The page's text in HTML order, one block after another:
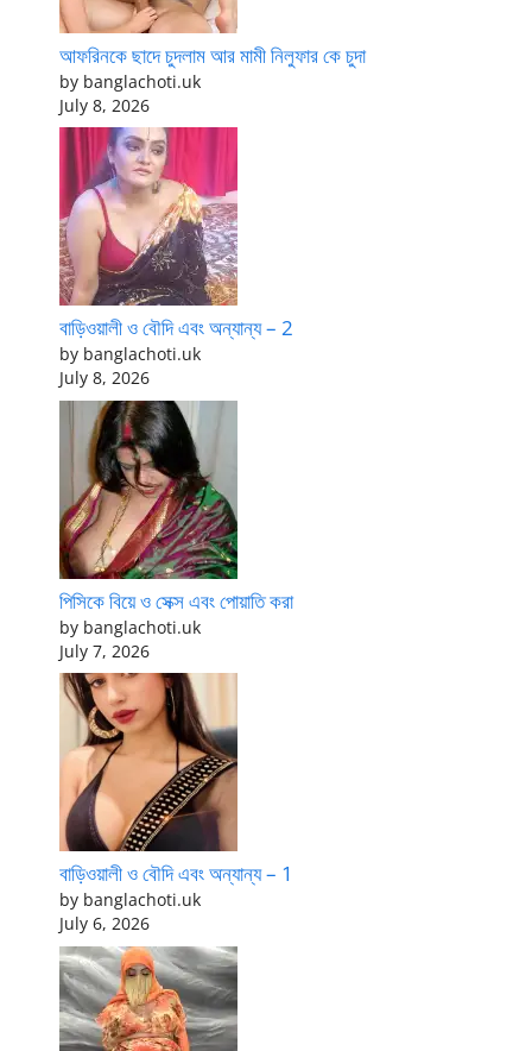
আফরিনকে ছাদে চুদলাম আর মামী নিলুফার কে চুদা
by banglachoti.uk
July 8, 2026
বাড়িওয়ালী ও বৌদি এবং অন্যান্য – 2
by banglachoti.uk
July 8, 2026
পিসিকে বিয়ে ও সেক্স এবং পোয়াতি করা
by banglachoti.uk
July 7, 2026
বাড়িওয়ালী ও বৌদি এবং অন্যান্য – 1
by banglachoti.uk
July 6, 2026